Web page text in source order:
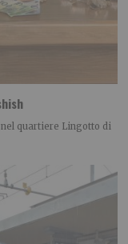
quartiere Lingotto di